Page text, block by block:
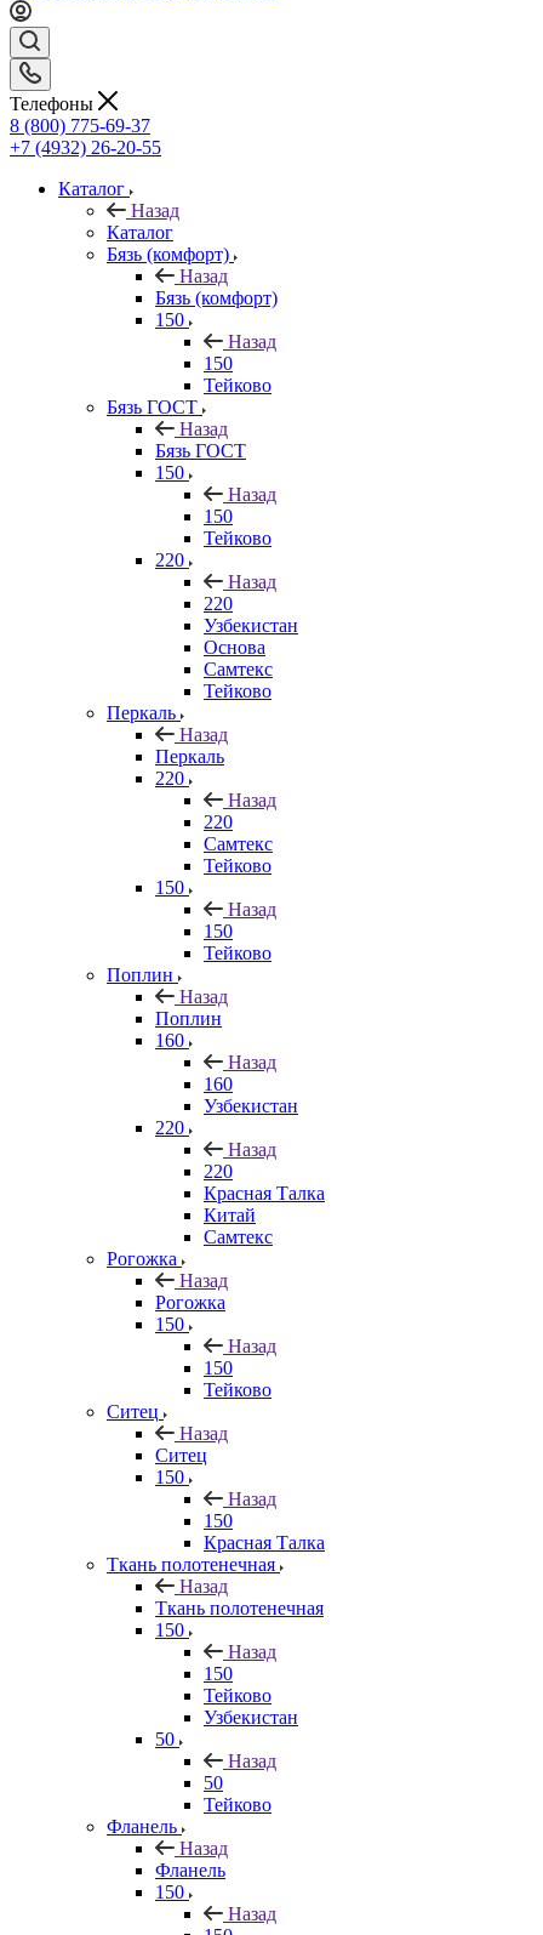
Телефоны
8 (800) 775-69-37
+7 (4932) 26-20-55
Каталог
Назад
Каталог
Бязь (комфорт)
Назад
Бязь (комфорт)
150
Назад
150
Тейково
Бязь ГОСТ
Назад
Бязь ГОСТ
150
Назад
150
Тейково
220
Назад
220
Узбекистан
Основа
Самтекс
Тейково
Перкаль
Назад
Перкаль
220
Назад
220
Самтекс
Тейково
150
Назад
150
Тейково
Поплин
Назад
Поплин
160
Назад
160
Узбекистан
220
Назад
220
Красная Талка
Китай
Самтекс
Рогожка
Назад
Рогожка
150
Назад
150
Тейково
Ситец
Назад
Ситец
150
Назад
150
Красная Талка
Ткань полотенечная
Назад
Ткань полотенечная
150
Назад
150
Тейково
Узбекистан
50
Назад
50
Тейково
Фланель
Назад
Фланель
150
Назад